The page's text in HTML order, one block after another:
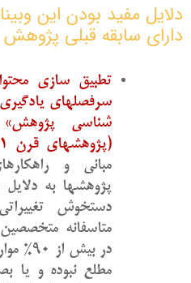
دلایل مفید بودن این
دارای سابقه قبلی پژوهش
تطبیق سازی
سرفصلهای
شناسی
(پژوهشهای قرن 21):
مبانی و
پژوهشها به
دستخوش
متاسفانه
در بیش
مطلع نبوده و یا